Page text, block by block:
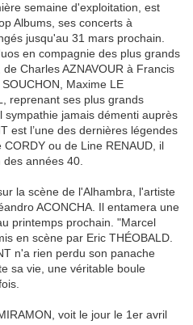
semaine d'exploitation, est
Albums, ses concerts à
jusqu'au 31 mars prochain.
en compagnie des plus grands
Charles AZNAVOUR à Francis
Maxime LE
reprenant ses plus grands
sympathie jamais démenti auprès
est l’une des dernières légendes
ou de Line RENAUD, il
années 40.
la scène de l'Alhambra, l'artiste
ACONCHA. Il entamera une
printemps prochain. "Marcel
en scène par Eric THÉOBALD.
n'a rien perdu son panache
sa vie, une véritable boule
voit le jour le 1er avril